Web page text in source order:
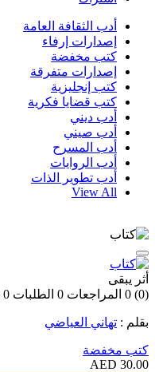
أدب الثقافة العامة
إصدارات إرفاء
كتب مخفضة
إصدارات متفرقة
كتب إنجليزية
كتب قضايا فكرية
أدب ديني
أدب صيني
أدب المسرح
أدب الروايات
أدب تطوير الذات
View All
أثر يبقى
(0)
0 المراجعات 0 الطلبات 0
بقلم : تهاني العياضي
كتب مخفضة
30.00 AED